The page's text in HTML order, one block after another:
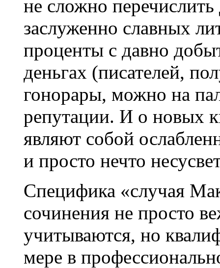
не сложно
заслуженно славных
проценты с давно
деньгах (писателей,
гонорары, можно на
репутации. И о новых
являют собой
и просто нечто
Специфика «случая
сочинения не просто
учитываются, но
мере в